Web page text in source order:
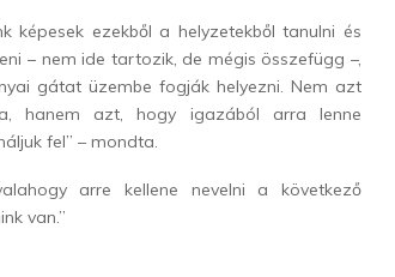
képesek ezekből a helyzetekből tanulni és
– nem ide tartozik, de mégis összefügg –,
gátat üzembe fogják helyezni. Nem azt
hanem azt, hogy igazából arra lenne
fel” – mondta.
arre kellene nevelni a következő
van.”